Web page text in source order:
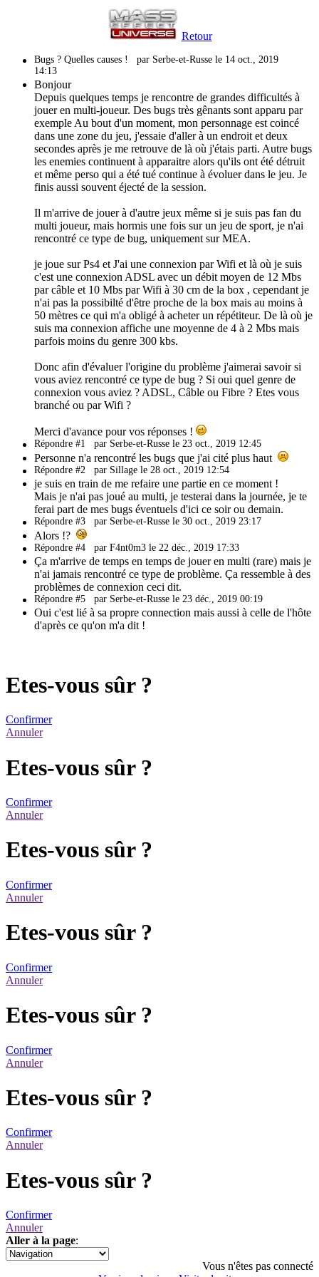
Retour
Bugs ? Quelles causes ! par Serbe-et-Russe le 14 oct., 2019
14:13
Bonjour
Depuis quelques temps je rencontre de grandes difficultés à
jouer en multi-joueur. Des bugs très gênants sont apparu par
exemple Au bout d'un moment, mon personnage est coincé
dans une zone du jeu, j'essaie d'aller à un endroit et deux
secondes après je me retrouve de là où j'étais parti. Autre bugs
les enemies continuent à apparaitre alors qu'ils ont été détruit
et même perso qui a été tué continue à évoluer dans le jeu. Je
finis aussi souvent éjecté de la session.
Il m'arrive de jouer à d'autre jeux même si je suis pas fan du
multi joueur, mais hormis une fois sur un jeu de sport, je n'ai
rencontré ce type de bug, uniquement sur MEA.
je joue sur Ps4 et J'ai une connexion par Wifi et là où je suis
c'est une connexion ADSL avec un débit moyen de 12 Mbs
par câble et 10 Mbs par Wifi à 30 cm de la box , cependant je
n'ai pas la possibilté d'être proche de la box mais au moins à
50 mètres ce qui m'a obligé à acheter un répétiteur. De là où je
suis ma connexion affiche une moyenne de 4 à 2 Mbs mais
parfois moins du genre 300 kbs.
Donc afin d'évaluer l'origine du problème j'aimerai savoir si
vous aviez rencontré ce type de bug ? Si oui quel genre de
connexion vous aviez ? ADSL, Câble ou Fibre ? Etes vous
branché ou par Wifi ?
Merci d'avance pour vos réponses !
Répondre #1 par Serbe-et-Russe le 23 oct., 2019 12:45
Personne n'a rencontré les bugs que j'ai cité plus haut
Répondre #2 par Sillage le 28 oct., 2019 12:54
je suis en train de me refaire une partie en ce moment !
Mais je n'ai pas joué au multi, je testerai dans la journée, je te
ferai part de mes bugs éventuels d'ici ce soir ou demain.
Répondre #3 par Serbe-et-Russe le 30 oct., 2019 23:17
Alors !?
Répondre #4 par F4nt0m3 le 22 déc., 2019 17:33
Ça m'arrive de temps en temps de jouer en multi (rare) mais je
n'ai jamais rencontré ce type de problème. Ça ressemble à des
problèmes de connexion ceci dit.
Répondre #5 par Serbe-et-Russe le 23 déc., 2019 00:19
Oui c'est lié à sa propre connection mais aussi à celle de l'hôte
d'après ce qu'on m'a dit !
Etes-vous sûr ?
Confirmer
Annuler
Etes-vous sûr ?
Confirmer
Annuler
Etes-vous sûr ?
Confirmer
Annuler
Etes-vous sûr ?
Confirmer
Annuler
Etes-vous sûr ?
Confirmer
Annuler
Etes-vous sûr ?
Confirmer
Annuler
Etes-vous sûr ?
Confirmer
Annuler
Aller à la page:
1
Vous n'êtes pas connecté